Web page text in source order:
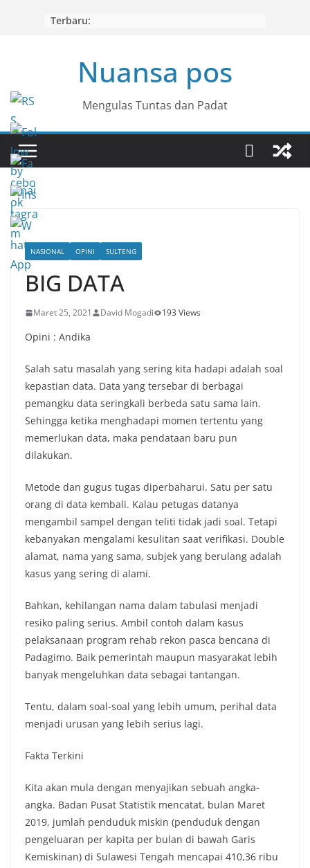
Terbaru:
Nuansa pos
Mengulas Tuntas dan Padat
NASIONAL OPINI SULTENG
BIG DATA
Maret 25, 2021 David Mogadi 193 Views
Opini : Andika
Salah satu masalah yang sering kita hadapi adalah soal
kepastian data. Data yang tersebar di berbagai
pemangku data seringkali berbeda satu sama lain.
Sehingga ketika menghadapi momen tertentu yang
memerlukan data, maka pendataan baru pun
dilakukan.
Metode dan gugus tugas diperbaharui. Satu per satu
orang di data kembali. Kalau petugas datanya
mengambil sampel dengan teliti tidak jadi soal. Tetapi
kebanyakan mengalami kesulitan saat verifikasi. Double
alamat, nama yang sama, subjek yang berulang adalah
kasus yang sering di alami.
Bahkan, kehilangan nama dalam tabulasi menjadi
resiko paling serius. Ambil contoh dalam kasus
pelaksanaan program rehab rekon pasca bencana di
Padagimo. Baik pemerintah maupun masyarakat lebih
banyak mengeluhkan data sebagai tantangan.
Tentu, dalam soal-soal yang lebih umum, perihal data
menjadi urusan yang lebih serius lagi.
Fakta Terkini
Kita akan mula dengan menyajikan sebuah angka-
angka. Badan Pusat Statistik mencatat, bulan Maret
2019, jumlah penduduk miskin (penduduk dengan
pengeluaran per kapita per bulan di bawah Garis
Kemiskinan) di Sulawesi Tengah mencapai 410,36 ribu